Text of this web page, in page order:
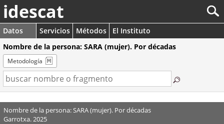
idescat
Datos Servicios Métodos
El Instituto
Nombre de la persona: SARA (mujer). Por décadas
Metodología
Nombre de la persona: SARA (mujer). Por décadas
Garrotxa. 2025